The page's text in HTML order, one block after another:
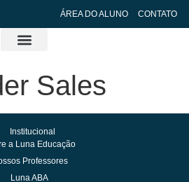
ÁREA DO ALUNO CONTATO
Sales
Institucional
a Luna Educação
Professores
Luna ABA